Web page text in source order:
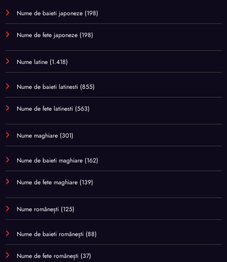
Nume de baieti japoneze (198)
Nume de fete japoneze (198)
Nume latine (1.418)
Nume de baieti latinesti (855)
Nume de fete latinesti (563)
Nume maghiare (301)
Nume de baieti maghiare (162)
Nume de fete maghiare (139)
Nume românești (125)
Nume de baieti românești (88)
Nume de fete românești (37)